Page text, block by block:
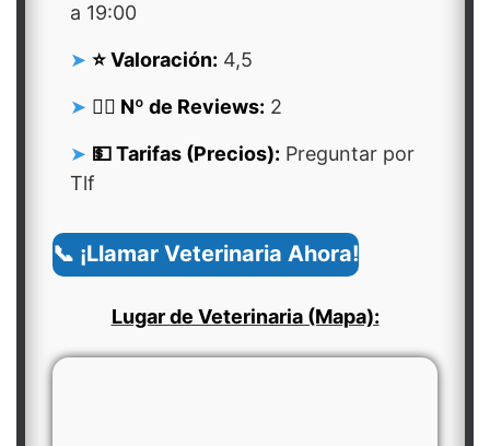
a 19:00
⭐ Valoración: 4,5
👍🏻 Nº de Reviews: 2
💵 Tarifas (Precios): Preguntar por
Tlf
📞 ¡Llamar Veterinaria Ahora!
Lugar de Veterinaria (Mapa):